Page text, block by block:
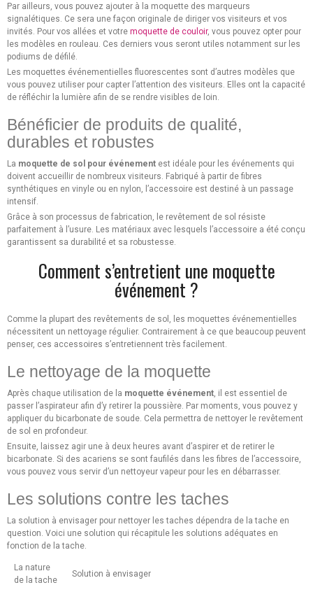
Par ailleurs, vous pouvez ajouter à la moquette des marqueurs
signalétiques. Ce sera une façon originale de diriger vos visiteurs et vos
invités. Pour vos allées et votre moquette de couloir, vous pouvez opter pour
les modèles en rouleau. Ces derniers vous seront utiles notamment sur les
podiums de défilé.
Les moquettes événementielles fluorescentes sont d’autres modèles que
vous pouvez utiliser pour capter l’attention des visiteurs. Elles ont la capacité
de réfléchir la lumière afin de se rendre visibles de loin.
Bénéficier de produits de qualité,
durables et robustes
La moquette de sol pour événement est idéale pour les événements qui
doivent accueillir de nombreux visiteurs. Fabriqué à partir de fibres
synthétiques en vinyle ou en nylon, l’accessoire est destiné à un passage
intensif.
Grâce à son processus de fabrication, le revêtement de sol résiste
parfaitement à l’usure. Les matériaux avec lesquels l’accessoire a été conçu
garantissent sa durabilité et sa robustesse.
Comment s’entretient une moquette
événement ?
Comme la plupart des revêtements de sol, les moquettes événementielles
nécessitent un nettoyage régulier. Contrairement à ce que beaucoup peuvent
penser, ces accessoires s’entretiennent très facilement.
Le nettoyage de la moquette
Après chaque utilisation de la moquette événement , il est essentiel de
passer l’aspirateur afin d’y retirer la poussière. Par moments, vous pouvez y
appliquer du bicarbonate de soude. Cela permettra de nettoyer le revêtement
de sol en profondeur.
Ensuite, laissez agir une à deux heures avant d’aspirer et de retirer le
bicarbonate. Si des acariens se sont faufilés dans les fibres de l’accessoire,
vous pouvez vous servir d’un nettoyeur vapeur pour les en débarrasser.
Les solutions contre les taches
La solution à envisager pour nettoyer les taches dépendra de la tache en
question. Voici une solution qui récapitule les solutions adéquates en
fonction de la tache.
La nature
de la tache
Solution à envisager